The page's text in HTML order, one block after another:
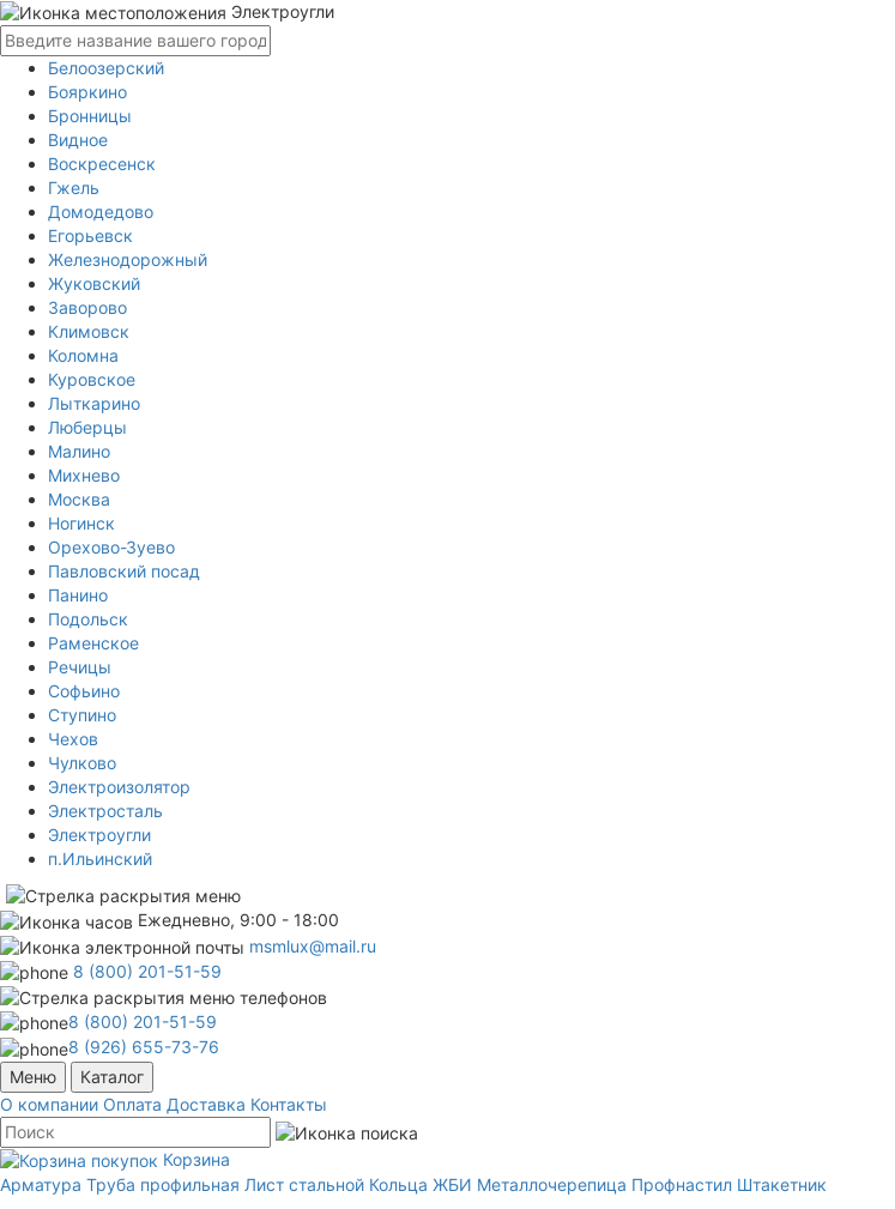
Электроугли
Белоозерский
Бояркино
Бронницы
Видное
Воскресенск
Гжель
Домодедово
Егорьевск
Железнодорожный
Жуковский
Заворово
Климовск
Коломна
Куровское
Лыткарино
Люберцы
Малино
Михнево
Москва
Ногинск
Орехово-Зуево
Павловский посад
Панино
Подольск
Раменское
Речицы
Софьино
Ступино
Чехов
Чулково
Электроизолятор
Электросталь
Электроугли
п.Ильинский
Ежедневно, 9:00 - 18:00
msmlux@mail.ru
8 (800) 201-51-59
8 (800) 201-51-59
8 (926) 655-73-76
Меню
Каталог
О компании Оплата Доставка Контакты
Корзина
Арматура Труба профильная Лист стальной Кольца ЖБИ Металлочерепица Профнастил Штакетник